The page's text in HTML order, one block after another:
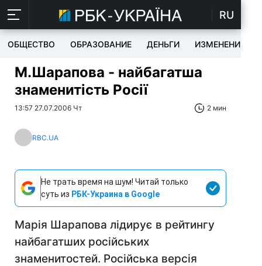
RU
ОБЩЕСТВО ОБРАЗОВАНИЕ ДЕНЬГИ ИЗМЕНЕНИЯ
М.Шарапова - найбагатша
знаменитість Росії
13:57 27.07.2006 Чт 2 мин
RBC.UA
Не трать время на шум! Читай только
суть из РБК-Украина в Google
Марія Шарапова лідирує в рейтингу
найбагатших російських
знаменитостей. Російська версія